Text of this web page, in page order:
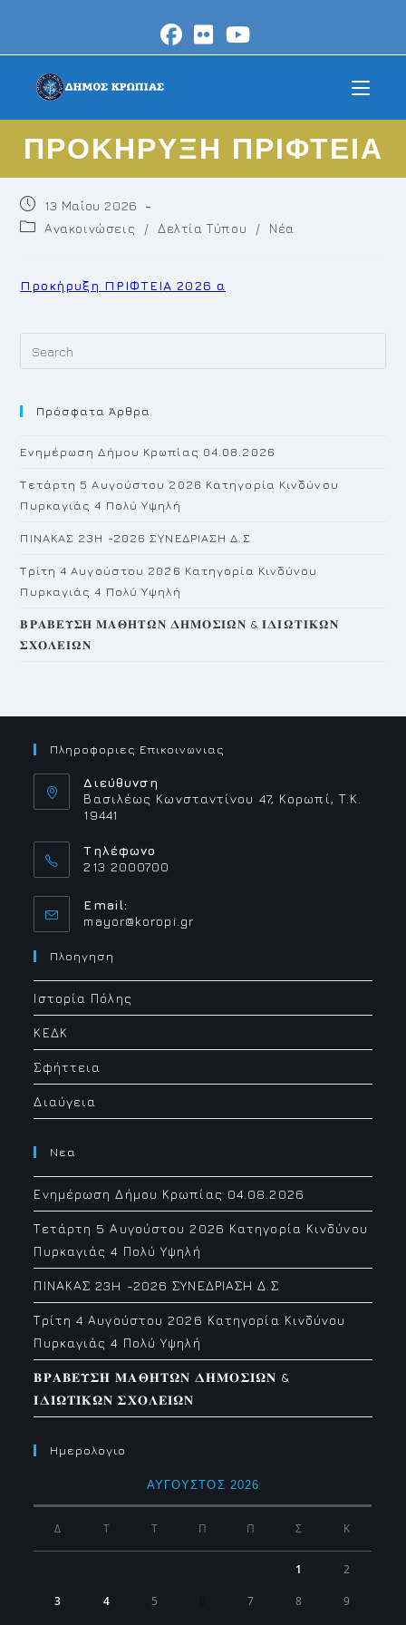
content
ΠΡΟΚΗΡΥΞΗ ΠΡΙΦΤΕΙΑ
Post
published:
13 Μαΐου 2026
PostΑνακοινώσεις / Δελτία Τύπου / Νέα
Προκήρυξη ΠΡΙΦΤΕΙΑ 2026 α
Πρόσφατα Άρθρα
Ενημέρωση Δήμου Κρωπίας 04.08.2026
Τετάρτη 5 Αυγούστου 2026 Κατηγορία Κινδύνου
Πυρκαγιάς 4 Πολύ Υψηλή
ΠΙΝΑΚΑΣ 23H -2026 ΣΥΝΕΔΡΙΑΣΗ Δ.Σ
Τρίτη 4 Αυγούστου 2026 Κατηγορία Κινδύνου
Πυρκαγιάς 4 Πολύ Υψηλή
𝚩𝚸𝚨𝚩𝚬𝚼𝚺𝚮 𝚳𝚨𝚯𝚮𝚻𝛀𝚴 𝚫𝚮𝚳𝚶𝚺𝚰𝛀𝚴 & 𝚰𝚫𝚰𝛀𝚻𝚰𝚱𝛀𝚴
𝚺𝚾𝚶𝚲𝚬𝚰𝛀𝚴
Πληροφοριες Επικοινωνιας
Διεύθυνση
Βασιλέως Κωνσταντίνου 47, Κορωπί, Τ.Κ.
19441
Τηλέφωνο
213 2000700
Email:
mayor@koropi.grOpens
Πλοηγηση
Ιστορία Πόλης
ΚΕΔΚ
Σφήττεια
Διαύγεια
Νεα
Ενημέρωση Δήμου Κρωπίας 04.08.2026
Τετάρτη 5 Αυγούστου 2026 Κατηγορία Κινδύνου
Πυρκαγιάς 4 Πολύ Υψηλή
ΠΙΝΑΚΑΣ 23H -2026 ΣΥΝΕΔΡΙΑΣΗ Δ.Σ
Τρίτη 4 Αυγούστου 2026 Κατηγορία Κινδύνου
Πυρκαγιάς 4 Πολύ Υψηλή
𝚩𝚸𝚨𝚩𝚬𝚼𝚺𝚮 𝚳𝚨𝚯𝚮𝚻𝛀𝚴 𝚫𝚮𝚳𝚶𝚺𝚰𝛀𝚴 &
𝚰𝚫𝚰𝛀𝚻𝚰𝚱𝛀𝚴 𝚺𝚾𝚶𝚲𝚬𝚰𝛀𝚴
Ημερολογιο
ΑΎΓΟΥΣΤΟΣ 2026
Δ Τ Τ Π Π Σ Κ
1 2
3 4 5 7 8 9